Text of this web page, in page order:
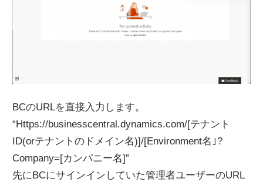
BCのURLを直接入力します。
“Https://businesscentral.dynamics.com/[テナント
ID(orテナントのドメイン名)]/[Environment名｣?
Company=[カンパニー名]”
先にBCにサインインしていた管理者ユーザーのURL